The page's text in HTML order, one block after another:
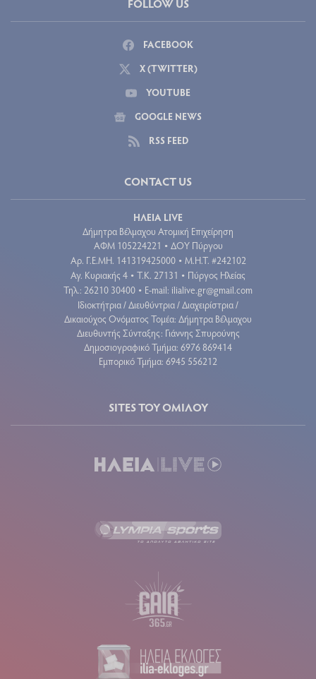
FOLLOW US
FACEBOOK
X (TWITTER)
YOUTUBE
GOOGLE NEWS
RSS FEED
CONTACT US
ΗΛΕΙΑ LIVE
Δήμητρα Βέλμαχου Ατομική Επιχείρηση
ΑΦΜ 105224221 • ΔΟΥ Πύργου
Aρ. Γ.Ε.ΜΗ. 141319425000 • Μ.Η.Τ. #242102
Αγ. Κυριακής 4 • Τ.Κ. 27131 • Πύργος Ηλείας
Τηλ.: 26210 30400 • E-mail: ilialive.gr@gmail.com
Ιδιοκτήτρια / Διευθύντρια / Διαχειρίστρια /
Δικαιούχος Ονόματος Τομέα: Δήμητρα Βέλμαχου
Διευθυντής Σύνταξης: Γιάννης Σπυρούνης
Δημοσιογραφικό Τμήμα: 6976 869414
Εμπορικό Τμήμα: 6945 556212
SITES ΤΟΥ ΟΜΙΛΟΥ